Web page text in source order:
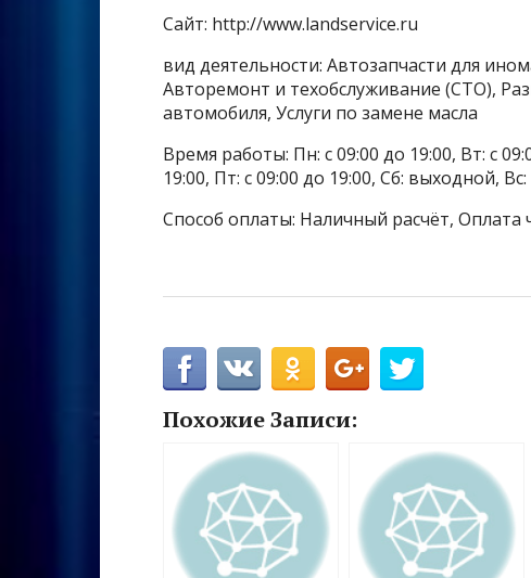
Сайт: http://www.landservice.ru
вид деятельности: Автозапчасти для
Авторемонт и техобслуживание (СТО),
автомобиля, Услуги по замене масла
Время работы: Пн: с 09:00 до 19:00, Вт: с
19:00, Пт: с 09:00 до 19:00, Сб: выходной,
Способ оплаты: Наличный расчёт, Оплата
Похожие Записи: